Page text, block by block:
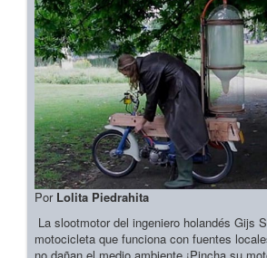
Por Lolita Piedrahita
La slootmotor del ingeniero holandés Gijs
motocicleta que funciona con fuentes